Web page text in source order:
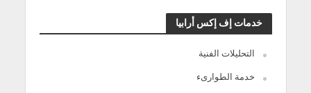
خدمات إف إكس أرابيا
التحليلات الفنية
خدمة الطوارىء